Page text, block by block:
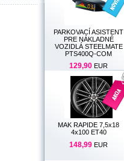
PARKOVACÍ ASISTENT
PRE NÁKLADNÉ
VOZIDLÁ STEELMATE
PTS400Q-COM
129,90 EUR
MAK RAPIDE 7,5x18
4x100 ET40
148,99 EUR